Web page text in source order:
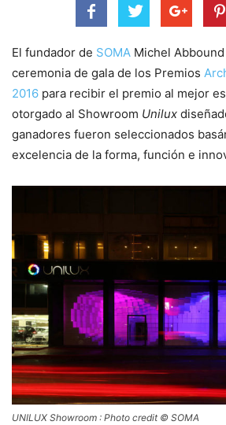
El fundador de SOMA Michel
ceremonia de gala de los Premios
2016 para recibir el premio al mejor
otorgado al Showroom Unilux
ganadores fueron seleccionados
excelencia de la forma, función e
UNILUX Showroom : Photo credit © SOMA